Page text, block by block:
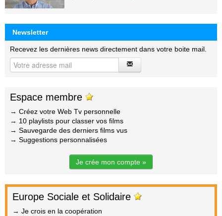
Newsletter
Recevez les dernières news directement dans votre boite mail.
Espace membre
→ Créez votre Web Tv personnelle
→ 10 playlists pour classer vos films
→ Sauvegarde des derniers films vus
→ Suggestions personnalisées
Je crée mon compte »
Europe Sociale et Solidaire
→ Je crois en la coopération